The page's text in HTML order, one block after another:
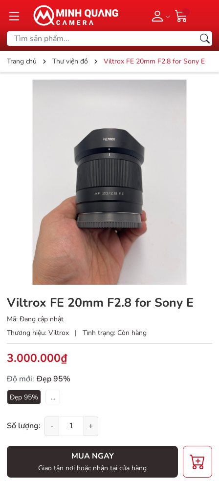
Trang chủ Thư viện đồ Viltrox FE 20mm F2.8 for Sony E
Viltrox FE 20mm F2.8 for Sony E
Mã: Đang cập nhật
Thương hiệu: Viltrox | Tình trạng: Còn hàng
3.000.000₫
Độ mới: Đẹp 95%
Đẹp 95% ...
Số lượng: - +
MUA NGAY
Giao tận nơi hoặc nhận tại cửa hàng